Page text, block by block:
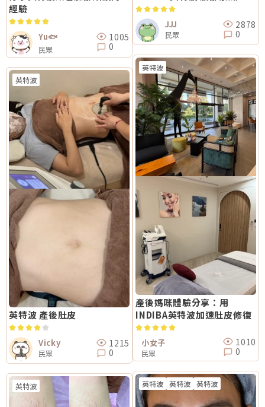
經驗
Yu🐟
民眾
1005
0
英特波
英特波 產後肚皮
Vicky
民眾
1215
0
英特波
JJJ
民眾
2878
0
英特波
產後媽咪體驗分享：用
INDIBA英特波加速肚皮修復
小女子
民眾
1010
0
英特波 英特波 英特波